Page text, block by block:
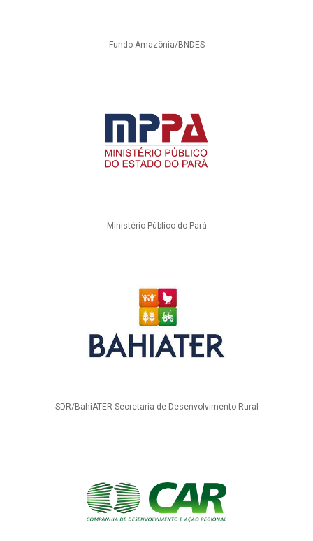
Fundo Amazônia/BNDES
Ministério Público do Pará
SDR/BahiATER-Secretaria de Desenvolvimento Rural